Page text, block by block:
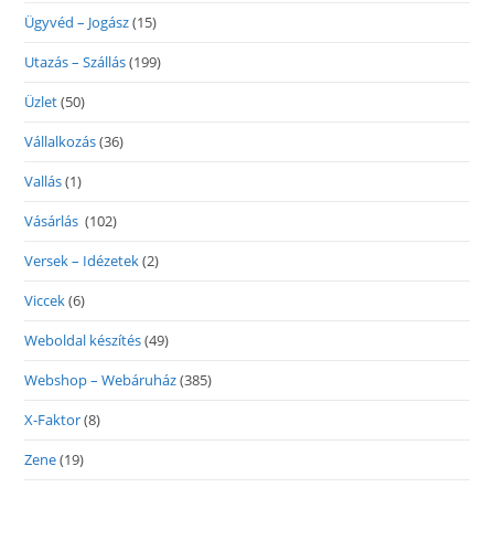
Ügyvéd – Jogász(15)
Utazás – Szállás(199)
Üzlet(50)
Vállalkozás(36)
Vallás(1)
Vásárlás (102)
Versek – Idézetek(2)
Viccek(6)
Weboldal készítés(49)
Webshop – Webáruház(385)
X-Faktor(8)
Zene(19)